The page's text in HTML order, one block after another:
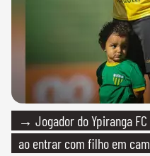
→ Jogador do Ypiranga
ao entrar com filho em